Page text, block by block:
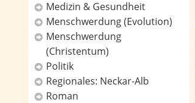
Medizin & Gesundheit
Menschwerdung (Evolution)
Menschwerdung
(Christentum)
Politik
Regionales: Neckar-Alb
Roman